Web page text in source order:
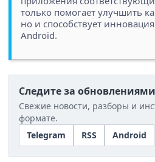
только помогает улучшить
но и способствует
Android.
Следите за
Свежие новости, разборы и
формате.
Telegram
RSS Android